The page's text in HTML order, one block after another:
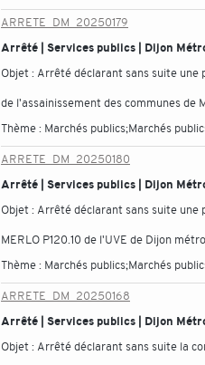
ARRETE_DM_20250179
Arrêté | Services publics | Dijon
Objet : Arrêté déclarant sans suite
de l'assainissement des communes
Thème : Marchés publics;Marchés
ARRETE_DM_20250180
Arrêté | Services publics | Dijon
Objet : Arrêté déclarant sans suite
MERLO P120.10 de l'UVE de Dijon
Thème : Marchés publics;Marchés
ARRETE_DM_20250168
Arrêté | Services publics | Dijon
Objet : Arrêté déclarant sans suite la